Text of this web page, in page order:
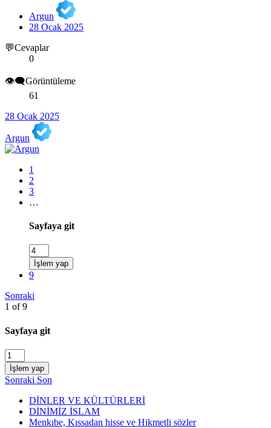
Argun
28 Ocak 2025
💬Cevaplar
0
👁️‍🗨️Görüntüleme
61
28 Ocak 2025
Argun
1
2
3
…
Sayfaya git
İşlem yap
9
Sonraki
1 of 9
Sayfaya git
İşlem yap
Sonraki Son
DİNLER VE KÜLTÜRLERİ
DİNİMİZ İSLAM
Menkıbe, Kıssadan hisse ve Hikmetli sözler